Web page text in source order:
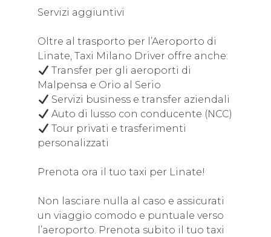
Servizi aggiuntivi
Oltre al trasporto per l’Aeroporto di
Linate, Taxi Milano Driver offre anche:
Transfer per gli aeroporti di
Malpensa e Orio al Serio
Servizi business e transfer aziendali
Auto di lusso con conducente (NCC)
Tour privati e trasferimenti
personalizzati
Prenota ora il tuo taxi per Linate!
Non lasciare nulla al caso e assicurati
un viaggio comodo e puntuale verso
l’aeroporto. Prenota subito il tuo taxi